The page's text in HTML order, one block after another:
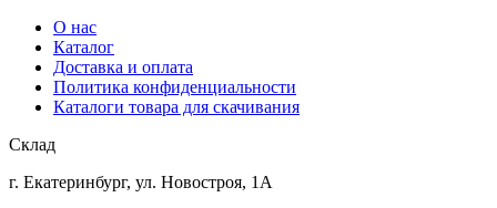
О нас
Каталог
Доставка и оплата
Политика конфиденциальности
Каталоги товара для скачивания
Склад
г. Екатеринбург, ул. Новостроя, 1А